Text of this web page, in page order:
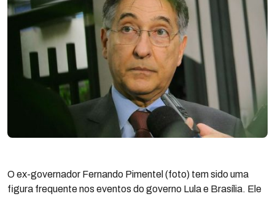
O ex-governador Fernando Pimentel (foto) tem sido uma
figura frequente nos eventos do governo Lula e Brasília. Ele